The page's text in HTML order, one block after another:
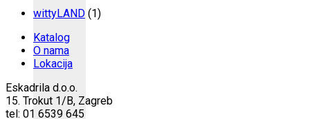
wittyLAND (1)
Katalog
O nama
Lokacija
Eskadrila d.o.o.
15. Trokut 1/B, Zagreb
tel: 01 6539 645